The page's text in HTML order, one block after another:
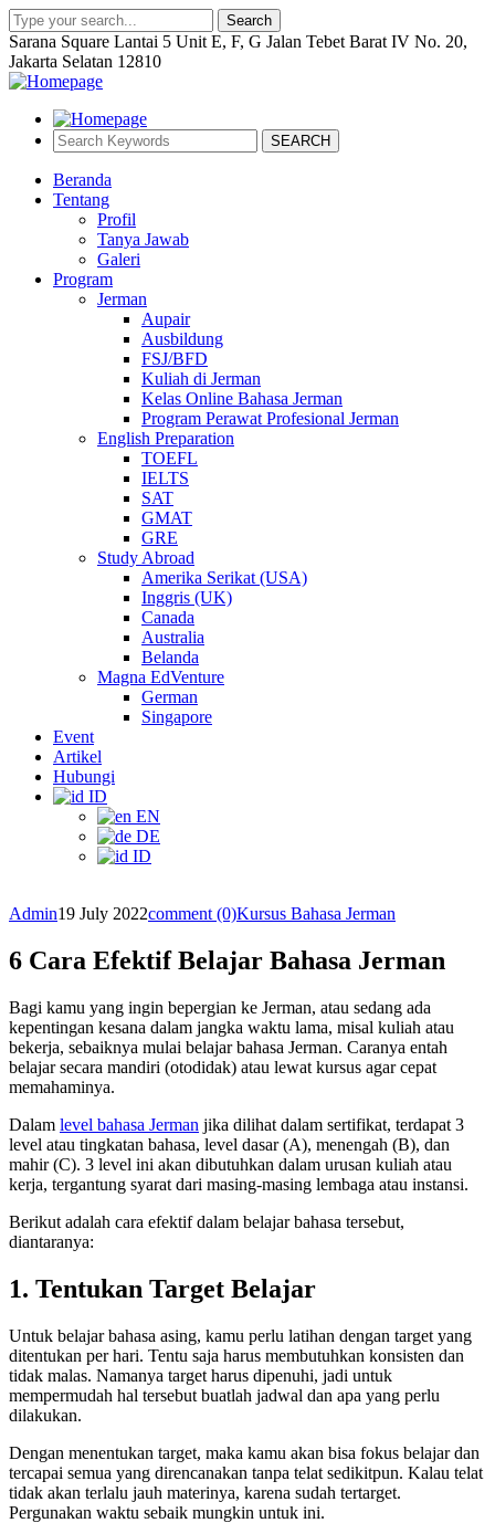
Search
Sarana Square Lantai 5 Unit E, F, G Jalan Tebet Barat IV No. 20,
Jakarta Selatan 12810
SEARCH
Beranda
Tentang
Profil
Tanya Jawab
Galeri
Program
Jerman
Aupair
Ausbildung
FSJ/BFD
Kuliah di Jerman
Kelas Online Bahasa Jerman
Program Perawat Profesional Jerman
English Preparation
TOEFL
IELTS
SAT
GMAT
GRE
Study Abroad
Amerika Serikat (USA)
Inggris (UK)
Canada
Australia
Belanda
Magna EdVenture
German
Singapore
Event
Artikel
Hubungi
ID
EN
DE
ID
Admin19 July 2022comment (0)Kursus Bahasa Jerman
6 Cara Efektif Belajar Bahasa Jerman
Bagi kamu yang ingin bepergian ke Jerman, atau sedang ada
kepentingan kesana dalam jangka waktu lama, misal kuliah atau
bekerja, sebaiknya mulai belajar bahasa Jerman. Caranya entah
belajar secara mandiri (otodidak) atau lewat kursus agar cepat
memahaminya.
Dalam level bahasa Jerman jika dilihat dalam sertifikat, terdapat 3
level atau tingkatan bahasa, level dasar (A), menengah (B), dan
mahir (C). 3 level ini akan dibutuhkan dalam urusan kuliah atau
kerja, tergantung syarat dari masing-masing lembaga atau instansi.
Berikut adalah cara efektif dalam belajar bahasa tersebut,
diantaranya:
1. Tentukan Target Belajar
Untuk belajar bahasa asing, kamu perlu latihan dengan target yang
ditentukan per hari. Tentu saja harus membutuhkan konsisten dan
tidak malas. Namanya target harus dipenuhi, jadi untuk
mempermudah hal tersebut buatlah jadwal dan apa yang perlu
dilakukan.
Dengan menentukan target, maka kamu akan bisa fokus belajar dan
tercapai semua yang direncanakan tanpa telat sedikitpun. Kalau telat
tidak akan terlalu jauh materinya, karena sudah tertarget.
Pergunakan waktu sebaik mungkin untuk ini.